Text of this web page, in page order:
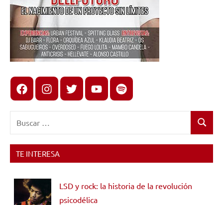
FacebookInstagram
X youtubespotify
Buscar
TE INTERESA
LSD y rock: la historia de la revolución
psicodélica